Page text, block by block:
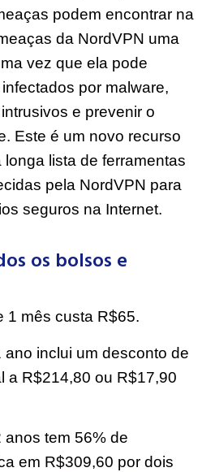
podem encontrar na
da NordVPN uma
vez que ela pode
por malware,
e prevenir o
Este é um novo recurso
lista de ferramentas
pela NordVPN para
seguros na Internet.
os bolsos e
1 mês custa R$65.
ano inclui um desconto de
a R$214,80 ou R$17,90
anos tem 56% de
em R$309,60 por dois